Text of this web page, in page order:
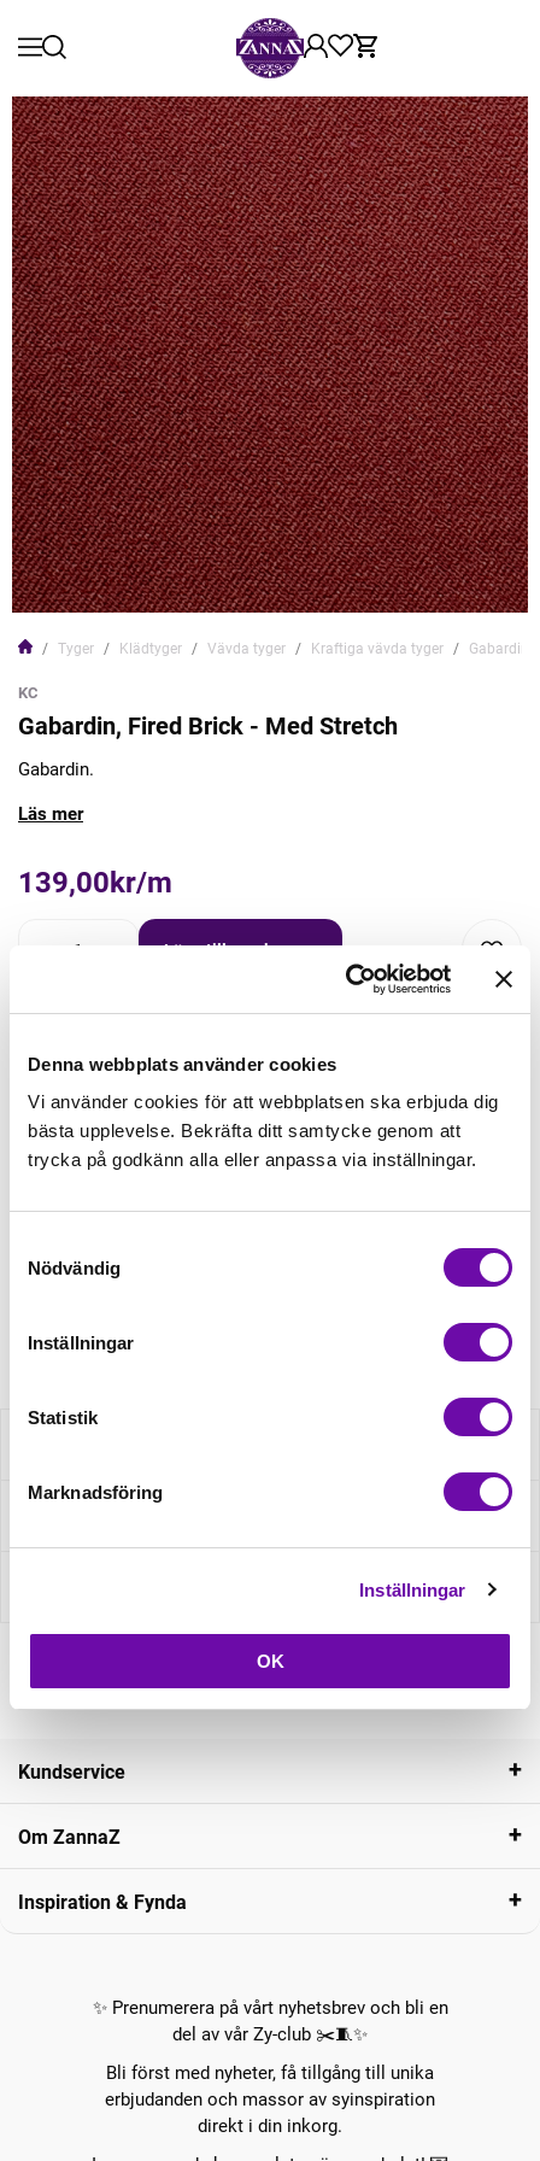
Denna webbplats använder cookies
Vi använder cookies för att webbplatsen ska erbjuda dig
bästa upplevelse. Bekräfta ditt samtycke genom att
trycka på godkänn alla eller anpassa via inställningar.
Nödvändig
Inställningar
Statistik
Marknadsföring
Inställningar
OK
Tyger Klädtyger Vävda tyger Kraftiga vävda tyger Gabardin,
KC
Gabardin, Fired Brick - Med Stretch
Gabardin.
Läs mer
139,00kr/m
Lägg till varukorgen
välj sedan matchande tillbehör
Tråd matchande +45,00kr
Minsta beställning: 0.5 m
Kundservice
Om ZannaZ
Inspiration & Fynda
✨ Prenumerera på vårt nyhetsbrev och bli en
del av vår Zy-club ✂️🧵✨
Bli först med nyheter, få tillgång till unika
erbjudanden och massor av syinspiration
direkt i din inkorg.